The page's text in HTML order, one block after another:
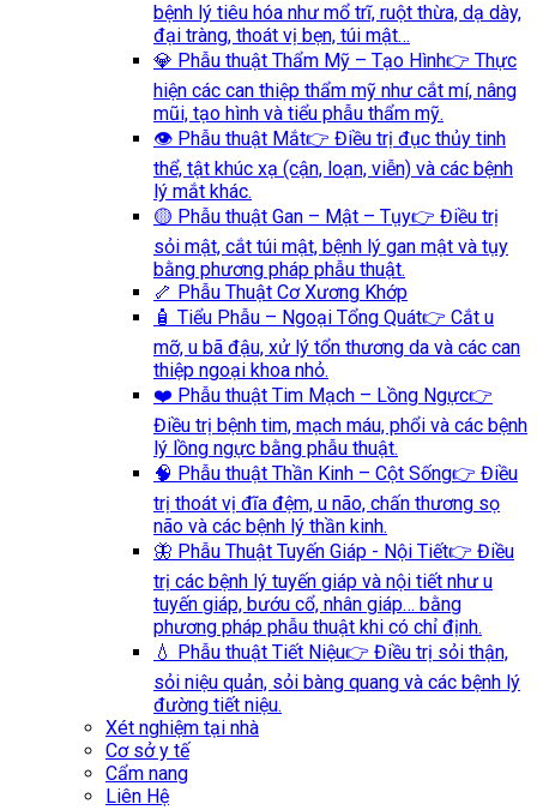
bệnh lý tiêu hóa như mổ trĩ, ruột thừa, dạ dày,
đại tràng, thoát vị bẹn, túi mật…
💎 Phẫu thuật Thẩm Mỹ – Tạo Hình👉 Thực
hiện các can thiệp thẩm mỹ như cắt mí, nâng
mũi, tạo hình và tiểu phẫu thẩm mỹ.
👁️ Phẫu thuật Mắt👉 Điều trị đục thủy tinh
thể, tật khúc xạ (cận, loạn, viễn) và các bệnh
lý mắt khác.
🟡 Phẫu thuật Gan – Mật – Tụy👉 Điều trị
sỏi mật, cắt túi mật, bệnh lý gan mật và tụy
bằng phương pháp phẫu thuật.
🦴 Phẫu Thuật Cơ Xương Khớp
🧴 Tiểu Phẫu – Ngoại Tổng Quát👉 Cắt u
mỡ, u bã đậu, xử lý tổn thương da và các can
thiệp ngoại khoa nhỏ.
❤️ Phẫu thuật Tim Mạch – Lồng Ngực👉
Điều trị bệnh tim, mạch máu, phổi và các bệnh
lý lồng ngực bằng phẫu thuật.
🧠 Phẫu thuật Thần Kinh – Cột Sống👉 Điều
trị thoát vị đĩa đệm, u não, chấn thương sọ
não và các bệnh lý thần kinh.
🦋 Phẫu Thuật Tuyến Giáp - Nội Tiết👉 Điều
trị các bệnh lý tuyến giáp và nội tiết như u
tuyến giáp, bướu cổ, nhân giáp… bằng
phương pháp phẫu thuật khi có chỉ định.
💧 Phẫu thuật Tiết Niệu👉 Điều trị sỏi thận,
sỏi niệu quản, sỏi bàng quang và các bệnh lý
đường tiết niệu.
Xét nghiệm tại nhà
Cơ sở y tế
Cẩm nang
Liên Hệ